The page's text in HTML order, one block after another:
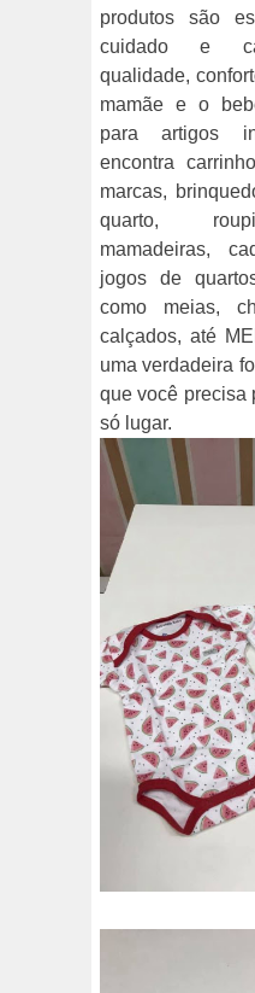
produtos são
cuidado e
qualidade,
mamãe e o
para artigos
encontra
marcas,
quarto,
mamadeiras,
jogos de
como meias,
calçados, até
uma verdadeira
que você precisa
só lugar.